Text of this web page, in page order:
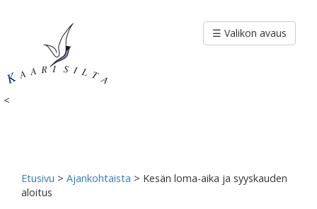
<
☰ Valikon avaus
Etusivu > Ajankohtaista > Kesän loma-aika ja syyskauden
aloitus